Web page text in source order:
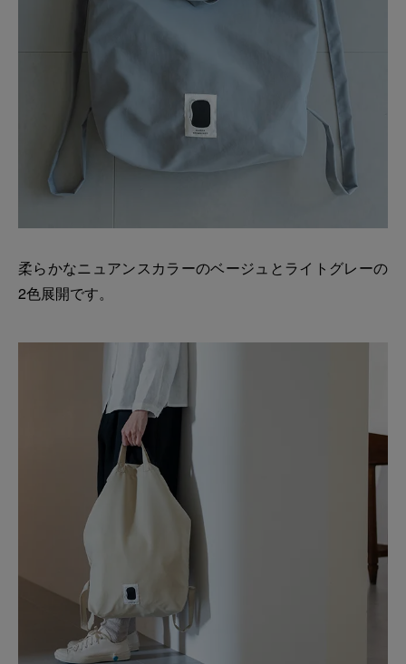
柔らかなニュアンスカラーのベージュとライトグレーの
2色展開です。